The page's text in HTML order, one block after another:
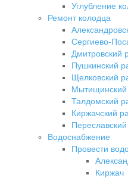
Углубление
Ремонт колодца
Сергиево-
Дмитровский
Пушкинский
Щелковский
Мытищинский
Талдомский
Киржачский
Водоснабжение
Провести
Киржач